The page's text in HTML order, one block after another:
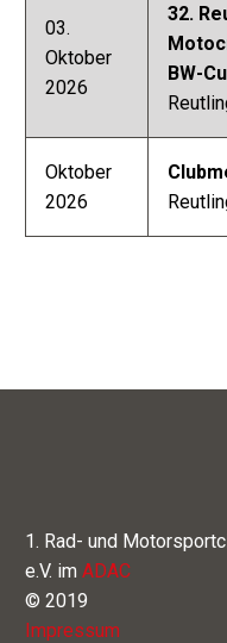
03.
Oktober
2026
32.
BW-
Oktober
2026
1. Rad- und
e.V. im ADAC
© 2019
Impressum